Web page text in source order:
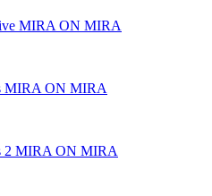
MIRA ON MIRA
MIRA ON MIRA
2 MIRA ON MIRA